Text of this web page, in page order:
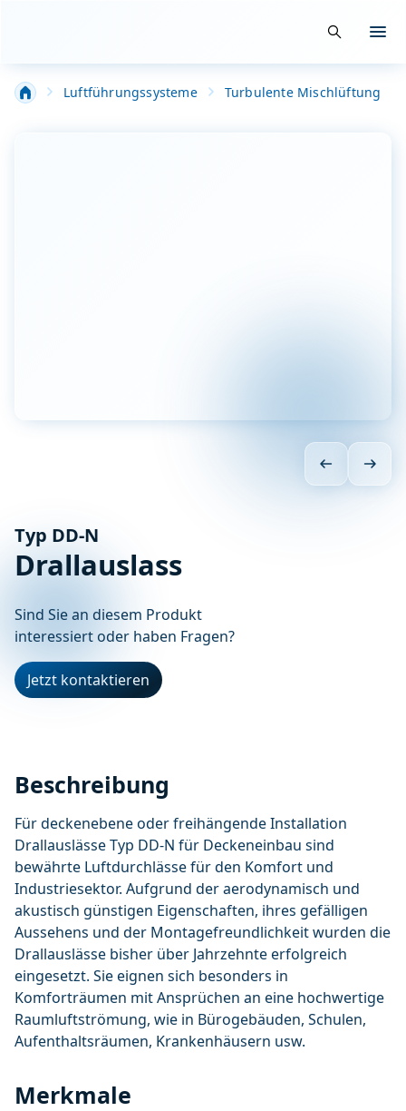
Suche
Luftführungssysteme Turbulente Mischlüftung
Typ DD-N
Drallauslass
Sind Sie an diesem Produkt
interessiert oder haben Fragen?
Jetzt kontaktieren
Beschreibung
Für deckenebene oder freihängende Installation
Drallauslässe Typ DD-N für Deckeneinbau sind
bewährte Luftdurchlässe für den Komfort und
Industriesektor. Aufgrund der aerodynamisch und
akustisch günstigen Eigenschaften, ihres gefälligen
Aussehens und der Montagefreundlichkeit wurden die
Drallauslässe bisher über Jahrzehnte erfolgreich
eingesetzt. Sie eignen sich besonders in
Komforträumen mit Ansprüchen an eine hochwertige
Raumluftströmung, wie in Bürogebäuden, Schulen,
Aufenthaltsräumen, Krankenhäusern usw.
Merkmale